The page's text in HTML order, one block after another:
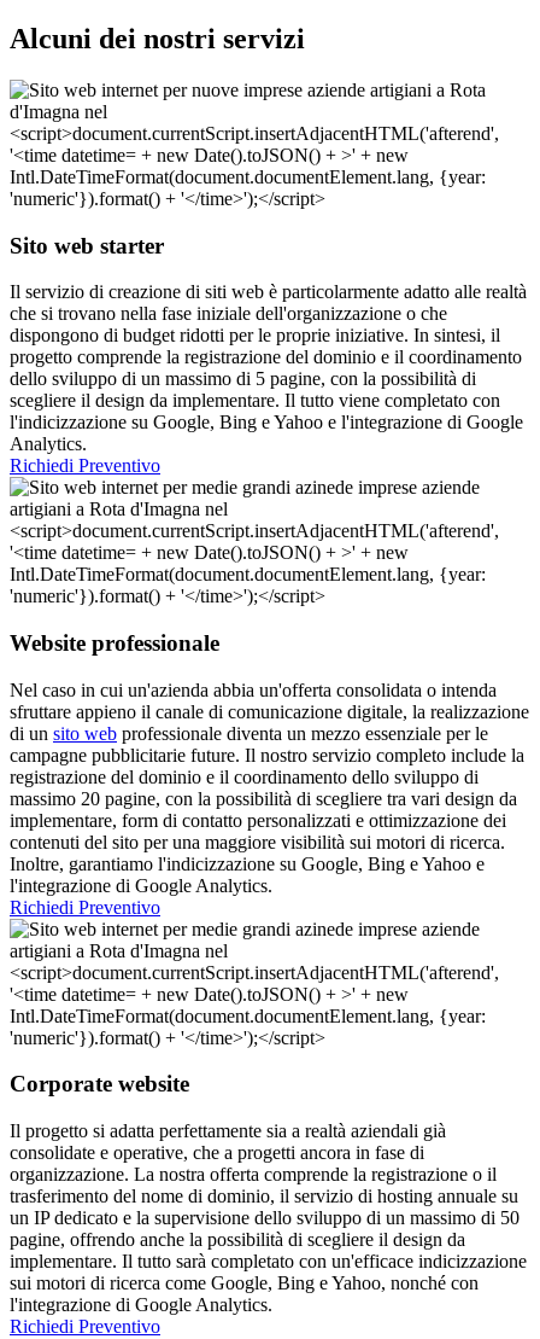
Alcuni dei nostri servizi
Sito web starter
Il servizio di creazione di siti web è particolarmente adatto alle realtà
che si trovano nella fase iniziale dell'organizzazione o che
dispongono di budget ridotti per le proprie iniziative. In sintesi, il
progetto comprende la registrazione del dominio e il coordinamento
dello sviluppo di un massimo di 5 pagine, con la possibilità di
scegliere il design da implementare. Il tutto viene completato con
l'indicizzazione su Google, Bing e Yahoo e l'integrazione di Google
Analytics.
Richiedi Preventivo
Website professionale
Nel caso in cui un'azienda abbia un'offerta consolidata o intenda
sfruttare appieno il canale di comunicazione digitale, la realizzazione
di un sito web professionale diventa un mezzo essenziale per le
campagne pubblicitarie future. Il nostro servizio completo include la
registrazione del dominio e il coordinamento dello sviluppo di
massimo 20 pagine, con la possibilità di scegliere tra vari design da
implementare, form di contatto personalizzati e ottimizzazione dei
contenuti del sito per una maggiore visibilità sui motori di ricerca.
Inoltre, garantiamo l'indicizzazione su Google, Bing e Yahoo e
l'integrazione di Google Analytics.
Richiedi Preventivo
Corporate website
Il progetto si adatta perfettamente sia a realtà aziendali già
consolidate e operative, che a progetti ancora in fase di
organizzazione. La nostra offerta comprende la registrazione o il
trasferimento del nome di dominio, il servizio di hosting annuale su
un IP dedicato e la supervisione dello sviluppo di un massimo di 50
pagine, offrendo anche la possibilità di scegliere il design da
implementare. Il tutto sarà completato con un'efficace indicizzazione
sui motori di ricerca come Google, Bing e Yahoo, nonché con
l'integrazione di Google Analytics.
Richiedi Preventivo